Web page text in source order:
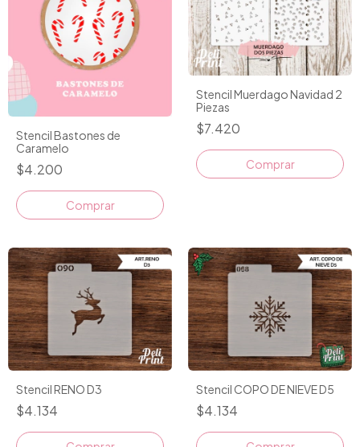
Stencil Bastones de
Caramelo
$4.200
Stencil Muerdago Navidad 2
Piezas
$7.420
Stencil RENO D3
$4.134
Stencil COPO DE NIEVE D5
$4.134